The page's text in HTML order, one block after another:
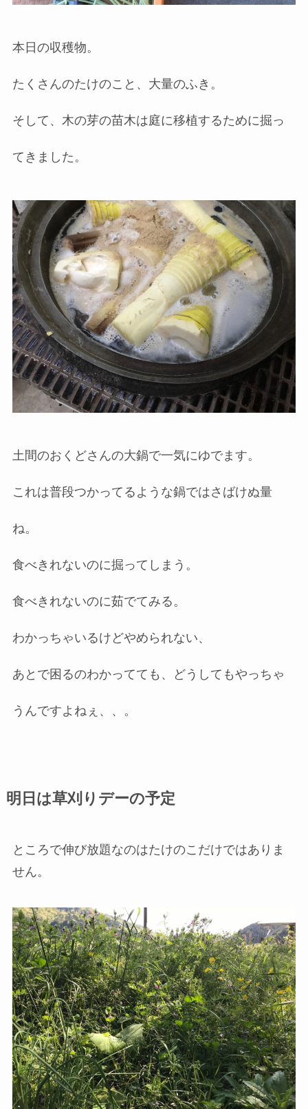
本日の収穫物。
たくさんのたけのこと、大量のふき。
そして、木の芽の苗木は庭に移植するために掘っ
てきました。
土間のおくどさんの大鍋で一気にゆでます。
これは普段つかってるような鍋ではさばけぬ量
ね。
食べきれないのに掘ってしまう。
食べきれないのに茹でてみる。
わかっちゃいるけどやめられない、
あとで困るのわかってても、どうしてもやっちゃ
うんですよねぇ、、。
明日は草刈りデーの予定
ところで伸び放題なのはたけのこだけではありま
せん。